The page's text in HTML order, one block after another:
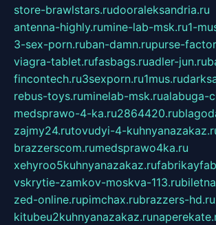
store-brawlstars.rudooraleksandria.ru
antenna-highly.rumine-lab-msk.ru1-
3-sex-porn.ruban-damn.rupurse-
viagra-tablet.rufasbags.ruadler-jun.ru
fincontech.ru3sexporn.ru1mus.ru
rebus-toys.ruminelab-msk.rualabuga-
medsprawo-4-ka.ru2864420.ru
zajmy24.rutovudyi-4-
brazzerscom.rumedsprawo4ka.ru
xehyroo5kuhnyanazakaz.ru
vskrytie-zamkov-moskva-113.ru
zed-online.rupimchax.rubrazzers-hd.ru
kitubeu2kuhnyanazakaz.ru